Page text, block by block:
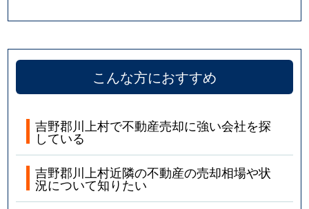
こんな方におすすめ
吉野郡川上村で不動産売却に強い会社を探
している
吉野郡川上村近隣の不動産の売却相場や状
況について知りたい